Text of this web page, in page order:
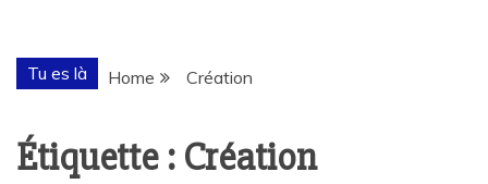
Tu es là Home Création
Étiquette : Création